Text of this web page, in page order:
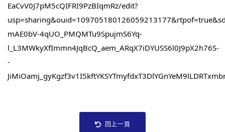
EaCvV0J7pM5cQIFRI9PzBIqmRz/edit?
mAE0bV-4qUO_PMQMTu9SpujmS6Yq-
l_L3MWkyXfImmn4JqBcQ_aem_ARqX7iDYUSS6l0J9pX2h76S-
-
回上一頁